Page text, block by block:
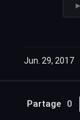
Jun. 29, 2017
Partage 0